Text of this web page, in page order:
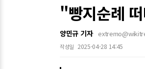
"빵지순례
양민규 기자
작성일 2025-04-28 14:45